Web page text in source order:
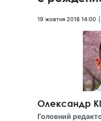
19 жовтня 2018 14:00
Олександр
Головний